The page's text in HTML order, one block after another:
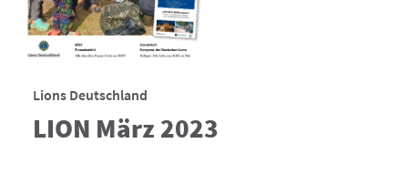
Lions Deutschland
LION März 2023